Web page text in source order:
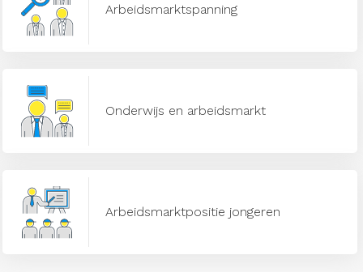
Arbeidsmarktspanning
Onderwijs en arbeidsmarkt
Arbeidsmarktpositie jongeren